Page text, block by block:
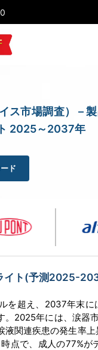
市場調査） –
2025～2037年
ド
イト(予測2025-
を超え、2037年末に
。2025年には、涙器
関連疾患の発生率
点で、成人の77%が